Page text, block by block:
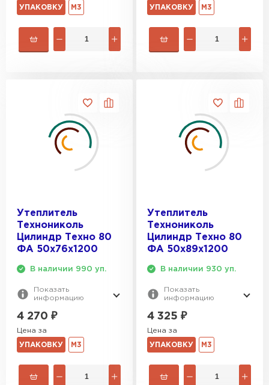
УПАКОВКУ М3 УПАКОВКУ М3
Утеплитель
Технониколь
Цилиндр Техно 80
ФА 50х76х1200
В наличии 990 уп.
Показать
информацию
4 270 ₽
Цена за
УПАКОВКУ М3
Утеплитель
Технониколь
Цилиндр Техно 80
ФА 50х89х1200
В наличии 930 уп.
Показать
информацию
4 325 ₽
Цена за
УПАКОВКУ М3